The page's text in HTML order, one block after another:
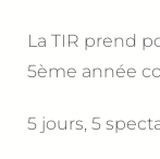
La TIR prend
5ème année
5 jours, 5